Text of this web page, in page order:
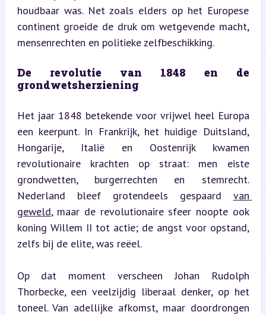
houdbaar was. Net zoals elders op het Europese
continent groeide de druk om wetgevende macht,
mensenrechten en politieke zelfbeschikking.
De revolutie van 1848 en de
grondwetsherziening
Het jaar 1848 betekende voor vrijwel heel Europa
een keerpunt. In Frankrijk, het huidige Duitsland,
Hongarije, Italië en Oostenrijk kwamen
revolutionaire krachten op straat: men eiste
grondwetten, burgerrechten en stemrecht.
Nederland bleef grotendeels gespaard van
geweld, maar de revolutionaire sfeer noopte ook
koning Willem II tot actie; de angst voor opstand,
zelfs bij de elite, was reëel.
Op dat moment verscheen Johan Rudolph
Thorbecke, een veelzijdig liberaal denker, op het
toneel. Van adellijke afkomst, maar doordrongen